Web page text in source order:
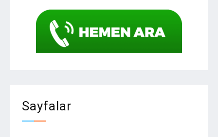
Sayfalar